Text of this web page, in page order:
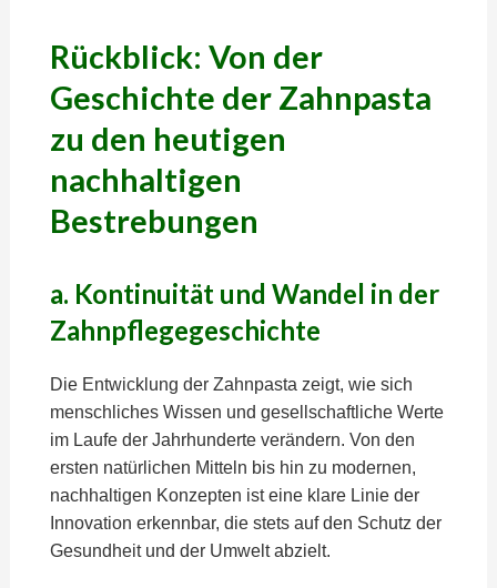
Rückblick: Von der
Geschichte der Zahnpasta
zu den heutigen
nachhaltigen
Bestrebungen
a. Kontinuität und Wandel in der
Zahnpflegegeschichte
Die Entwicklung der Zahnpasta zeigt, wie sich
menschliches Wissen und gesellschaftliche Werte
im Laufe der Jahrhunderte verändern. Von den
ersten natürlichen Mitteln bis hin zu modernen,
nachhaltigen Konzepten ist eine klare Linie der
Innovation erkennbar, die stets auf den Schutz der
Gesundheit und der Umwelt abzielt.